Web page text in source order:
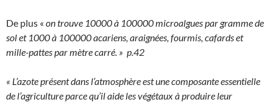
De plus « on trouve 10000 à 100000 microalgues par gramme de
sol et 1000 à 100000 acariens, araignées, fourmis, cafards et
mille-pattes par mètre carré. » p.42
« L’azote présent dans l’atmosphère est une composante essentielle
de l’agriculture parce qu’il aide les végétaux à produire leur